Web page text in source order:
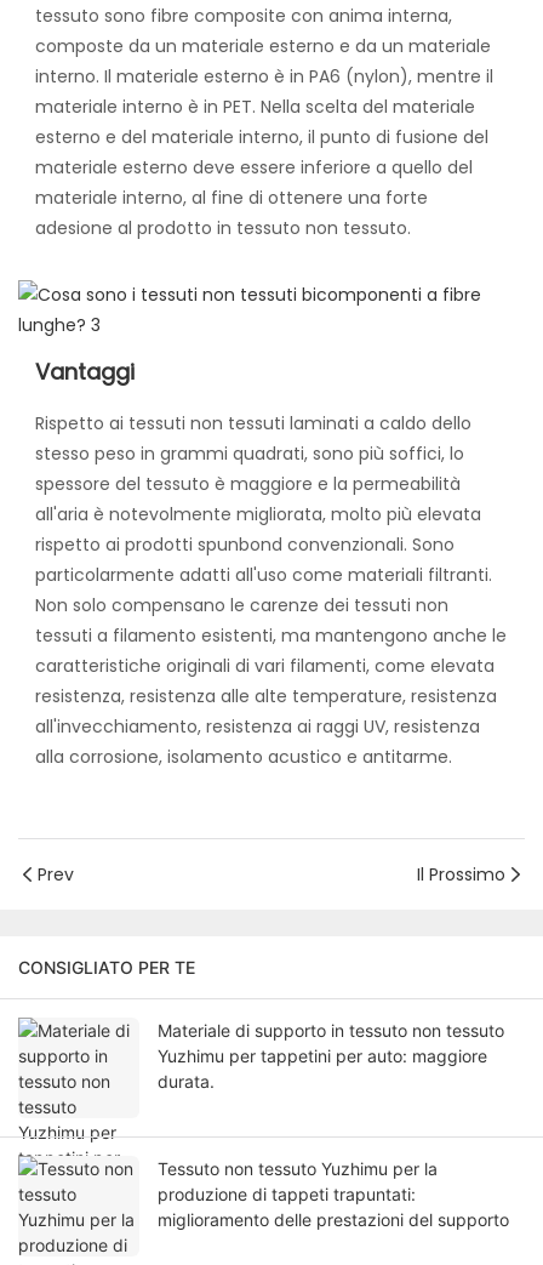
tessuto sono fibre composite con anima interna,
composte da un materiale esterno e da un materiale
interno. Il materiale esterno è in PA6 (nylon), mentre il
materiale interno è in PET. Nella scelta del materiale
esterno e del materiale interno, il punto di fusione del
materiale esterno deve essere inferiore a quello del
materiale interno, al fine di ottenere una forte
adesione al prodotto in tessuto non tessuto.
Vantaggi
Rispetto ai tessuti non tessuti laminati a caldo dello
stesso peso in grammi quadrati, sono più soffici, lo
spessore del tessuto è maggiore e la permeabilità
all'aria è notevolmente migliorata, molto più elevata
rispetto ai prodotti spunbond convenzionali. Sono
particolarmente adatti all'uso come materiali filtranti.
Non solo compensano le carenze dei tessuti non
tessuti a filamento esistenti, ma mantengono anche le
caratteristiche originali di vari filamenti, come elevata
resistenza, resistenza alle alte temperature, resistenza
all'invecchiamento, resistenza ai raggi UV, resistenza
alla corrosione, isolamento acustico e antitarme.
Prev Il Prossimo
CONSIGLIATO PER TE
Materiale di supporto in tessuto non tessuto
Yuzhimu per tappetini per auto: maggiore
durata.
Tessuto non tessuto Yuzhimu per la
produzione di tappeti trapuntati:
miglioramento delle prestazioni del supporto